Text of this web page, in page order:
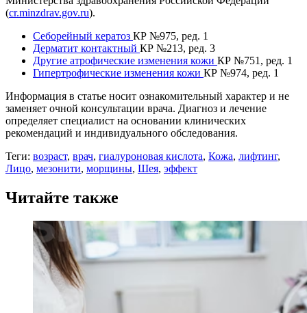
(cr.minzdrav.gov.ru).
Себорейный кератоз КР №975, ред. 1
Дерматит контактный КР №213, ред. 3
Другие атрофические изменения кожи КР №751, ред. 1
Гипертрофические изменения кожи КР №974, ред. 1
Информация в статье носит ознакомительный характер и не
заменяет очной консультации врача. Диагноз и лечение
определяет специалист на основании клинических
рекомендаций и индивидуального обследования.
Теги: возраст, врач, гиалуроновая кислота, Кожа, лифтинг,
Лицо, мезонити, морщины, Шея, эффект
Читайте также